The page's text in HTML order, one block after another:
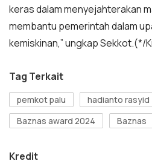
keras dalam menyejahterakan
membantu pemerintah dalam
kemiskinan,” ungkap Sekkot.(*/
Tag Terkait
pemkot palu hadianto rasyid
Baznas award 2024
Baznas
Kredit